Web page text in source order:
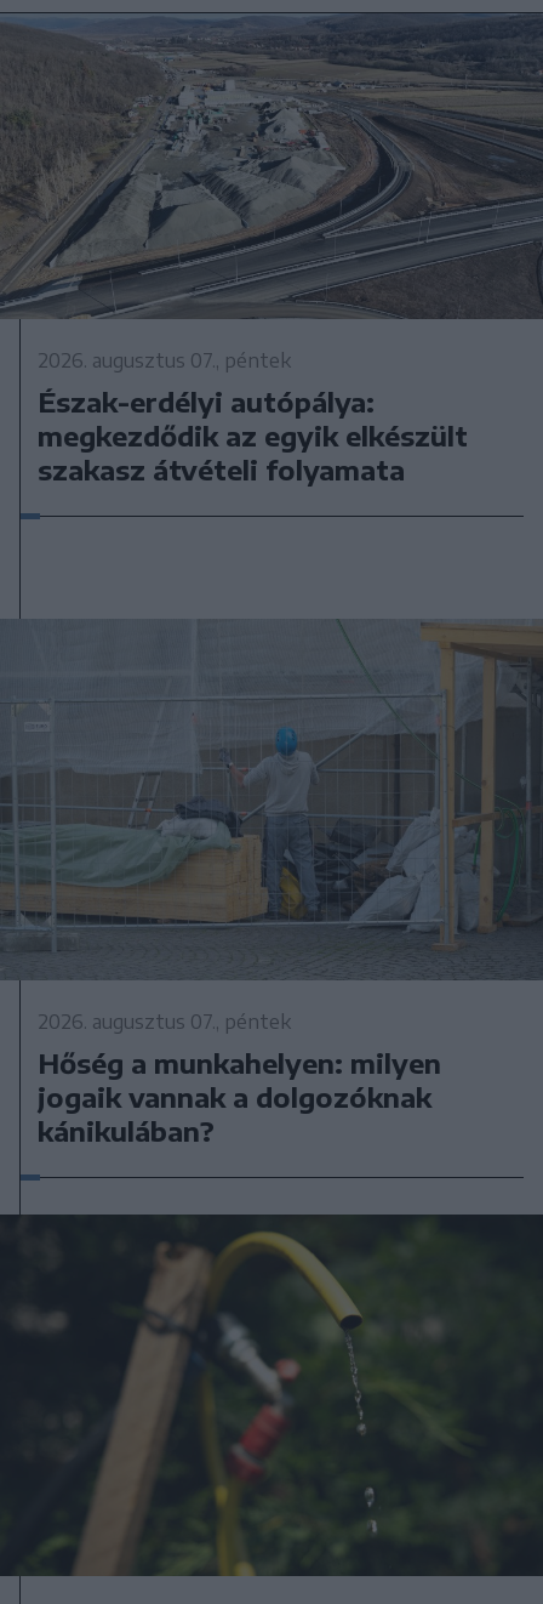
2026. augusztus 07., péntek
Észak-erdélyi autópálya:
megkezdődik az egyik elkészült
szakasz átvételi folyamata
2026. augusztus 07., péntek
Hőség a munkahelyen: milyen
jogaik vannak a dolgozóknak
kánikulában?